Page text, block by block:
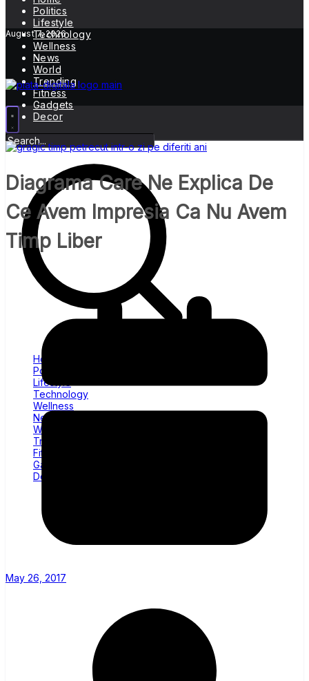
Politics
Lifestyle
Technology
Wellness
News
World
Trending
Fitness
Gadgets
Decor
August 7, 2026
Home
Politics
Lifestyle
Technology
Wellness
News
World
Trending
Fitness
Gadgets
Decor
Diagrama Care Ne Explica De
Ce Avem Impresia Ca Nu Avem
Timp Liber
May 26, 2017